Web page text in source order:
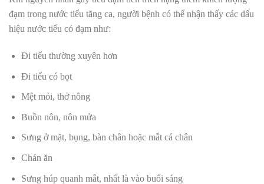
đạm trong nước tiểu tăng ca, người bệnh có thể nhận thấy các dấu
hiệu nước tiểu có đạm như:
Đi tiểu thường xuyên hơn
Đi tiểu có bọt
Mệt mỏi, thở nông
Buồn nôn, nôn mửa
Sưng ở mặt, bụng, bàn chân hoặc mắt cá chân
Chán ăn
Sưng húp quanh mắt, nhất là vào buổi sáng